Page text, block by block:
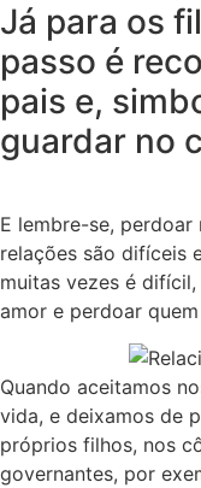
Já para os
passo é
pais e,
guardar no
E lembre-se, perdoar
relações são difíceis
muitas vezes é
amor e perdoar
Quando aceitamos
vida, e deixamos de
próprios filhos, nos
governantes, por